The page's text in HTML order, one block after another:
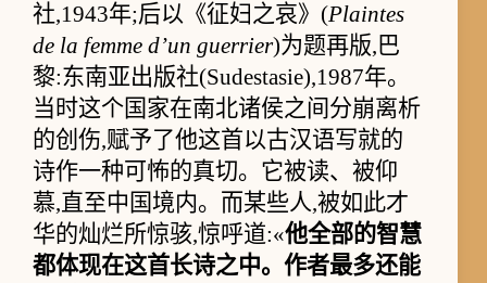
社,1943年;后以《征妇之哀》(Plaintes
de la femme d’un guerrier)为题再版,巴
黎:东南亚出版社(Sudestasie),1987年。
当时这个国家在南北诸侯之间分崩离析
的创伤,赋予了他这首以古汉语写就的
诗作一种可怖的真切。它被读、被仰
慕,直至中国境内。而某些人,被如此才
华的灿烂所惊骇,惊呼道:«他全部的智慧
都体现在这首长诗之中。作者最多还能